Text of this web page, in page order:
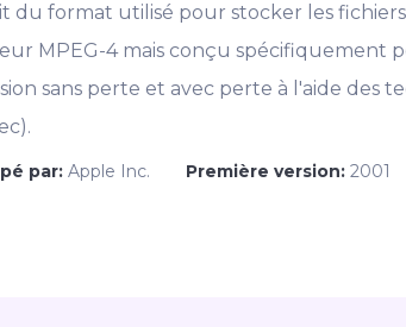
du format utilisé pour stocker les
MPEG-4 mais conçu spécifiquement
sans perte et avec perte à l'aide des
par: Apple Inc. Première version: 2001